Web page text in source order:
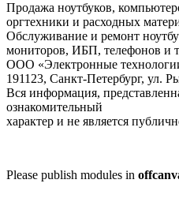
Продажа ноутбуков,
оргтехники и расходных
Обслуживание и ремонт
мониторов, ИБП, телефонов и
ООО «Электронные
191123, Санкт-Петербург, ул.
Вся информация,
ознакомительный
характер и не является
Please publish modules in